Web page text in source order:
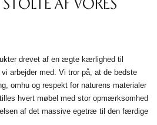
drevet af en ægte kærlighed til
arbejder med. Vi tror på, at de bedste
omhu og respekt for naturens materialer
hvert møbel med stor opmærksomhed
af det massive egetræ til den færdige